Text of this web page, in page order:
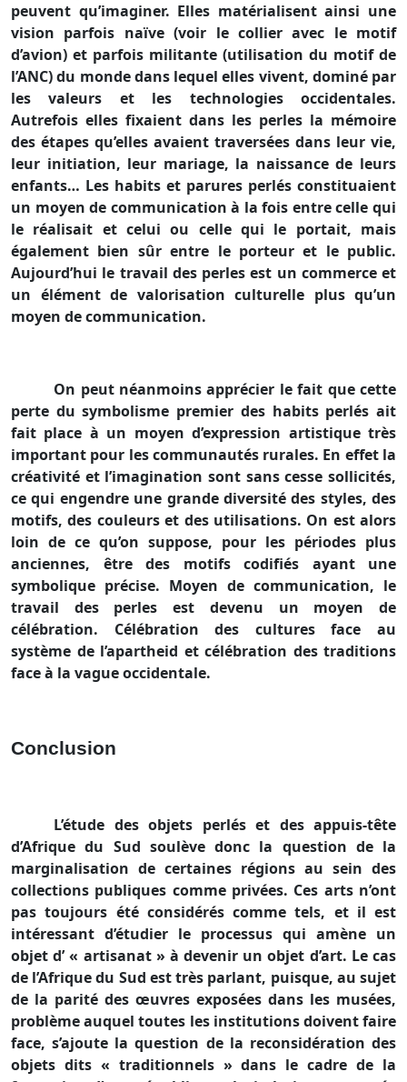
peuvent qu’imaginer. Elles matérialisent ainsi une
vision parfois naïve (voir le collier avec le motif
d’avion) et parfois militante (utilisation du motif de
l’ANC) du monde dans lequel elles vivent, dominé par
les valeurs et les technologies occidentales.
Autrefois elles fixaient dans les perles la mémoire
des étapes qu’elles avaient traversées dans leur vie,
leur initiation, leur mariage, la naissance de leurs
enfants… Les habits et parures perlés constituaient
un moyen de communication à la fois entre celle qui
le réalisait et celui ou celle qui le portait, mais
également bien sûr entre le porteur et le public.
Aujourd’hui le travail des perles est un commerce et
un élément de valorisation culturelle plus qu’un
moyen de communication.
On peut néanmoins apprécier le fait que cette
perte du symbolisme premier des habits perlés ait
fait place à un moyen d’expression artistique très
important pour les communautés rurales. En effet la
créativité et l’imagination sont sans cesse sollicités,
ce qui engendre une grande diversité des styles, des
motifs, des couleurs et des utilisations. On est alors
loin de ce qu’on suppose, pour les périodes plus
anciennes, être des motifs codifiés ayant une
symbolique précise. Moyen de communication, le
travail des perles est devenu un moyen de
célébration. Célébration des cultures face au
système de l’apartheid et célébration des traditions
face à la vague occidentale.
Conclusion
L’étude des objets perlés et des appuis-tête
d’Afrique du Sud soulève donc la question de la
marginalisation de certaines régions au sein des
collections publiques comme privées. Ces arts n’ont
pas toujours été considérés comme tels, et il est
intéressant d’étudier le processus qui amène un
objet d’ « artisanat » à devenir un objet d’art. Le cas
de l’Afrique du Sud est très parlant, puisque, au sujet
de la parité des œuvres exposées dans les musées,
problème auquel toutes les institutions doivent faire
face, s’ajoute la question de la reconsidération des
objets dits « traditionnels » dans le cadre de la